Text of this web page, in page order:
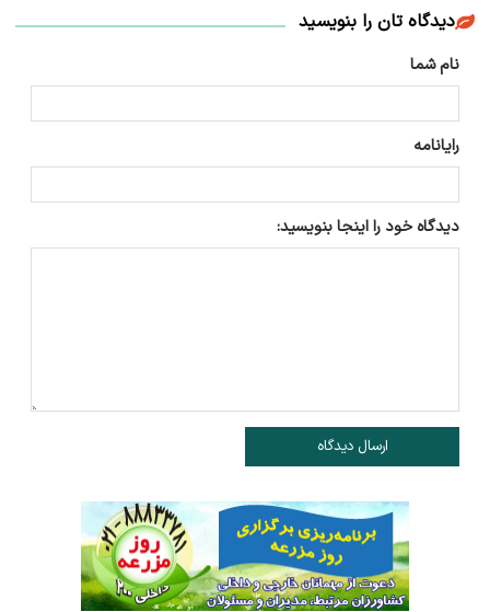
دیدگاه تان را بنویسید
نام شما
رایانامه
دیدگاه خود را اینجا بنویسید:
ارسال دیدگاه